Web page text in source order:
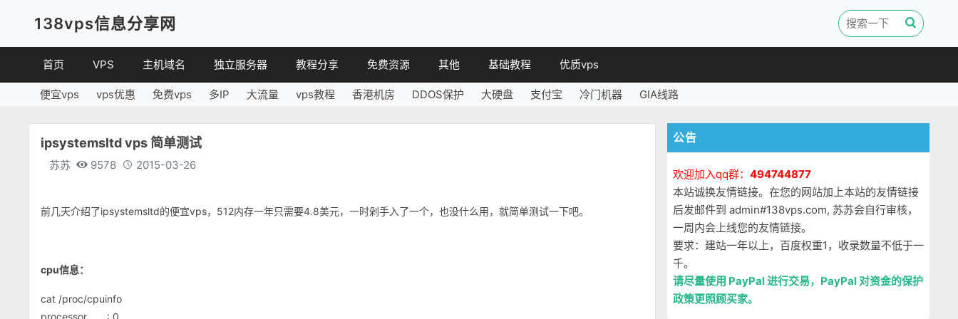
138vps信息分享网
首页 VPS
VPS优惠
VPS评测
主机域名
域名
独立服务器 教程分享
VPS教程
免费资源
免费空间
其他
简讯
基础教程 优质vps
便宜vps vps优惠 免费vps 多IP 大流量 vps教程 香港机房 DDOS保护 大硬盘 支付宝 冷门机器 GIA线路
ipsystemsltd vps 简单测试
苏苏 9578 2015-03-26
前几天介绍了ipsystemsltd的便宜vps，512内存一年只需要4.8美元，一时剁手入了一个，也没什么用，就简单测试一下吧。
cpu信息：
cat /proc/cpuinfo
processor : 0
公告
欢迎加入qq群： 494744877
本站诚换友情链接。在您的网站加上本站的友情链接
后发邮件到 admin#138vps.com, 苏苏会自行审核，
一周内会上线您的友情链接。
要求：建站一年以上，百度权重1，收录数量不低于一
千。
请尽量使用 PayPal 进行交易，PayPal 对资金的保护
政策更照顾买家。